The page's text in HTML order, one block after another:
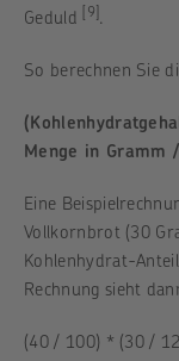
Geduld[9].
So berechnen Sie
Menge in Gramm
Eine
Vollkornbrot (30
Kohlenhydrat-
Rechnung sieht
(40 / 100) * (30 /